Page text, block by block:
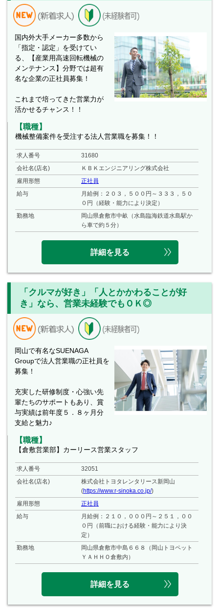
国内外大手メーカー多数から
「指定・認定」を受けてい
る、【産業用高速回転機械の
メンテナンス】分野では超有
名な企業の正社員募集！
これまで培ってきた営業力が
活かせるチャンス！！
【職種】
機械整備案件を受注する法人営業職を募集！！
求人番号
31680
会社名(店名)
ＫＢＫエンジニアリング株式会社
雇用形態
正社員
給与
月給例：２０３，５００円～３３３，５０
０円（経験・能力により決定）
勤務地
岡山県倉敷市中畝（水島臨海鉄道水島駅か
ら車で約５分）
詳細を見る
「クルマが好き」「人とかかわることが好
き」なら、営業未経験でもＯＫ◎
岡山で有名なSUENAGA
Groupで法人営業職の正社員を
募集！
充実した研修制度・心強い先
輩たちのサポートもあり、賞
与実績は前年度５．８ヶ月分
支給と魅力♪
【職種】
【倉敷営業部】カーリース営業スタッフ
求人番号
32051
会社名(店名)
株式会社トヨタレンタリース新岡山
(https://www.r-sinoka.co.jp/)
雇用形態
正社員
給与
月給例：２１０，０００円～２５１，００
０円（前職における経験・能力により決
定）
勤務地
岡山県倉敷市中島６６８（岡山トヨペット
ＹＡＨＨＯ倉敷内）
詳細を見る